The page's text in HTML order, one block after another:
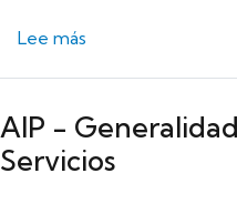
Lee más
AIP -
Servicios